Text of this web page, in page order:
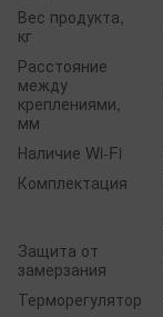
Вес продукта,
кг
Расстояние
между
креплениями,
мм
Наличие Wi-Fi
Комплектация
Защита от
замерзания
Терморегулятор